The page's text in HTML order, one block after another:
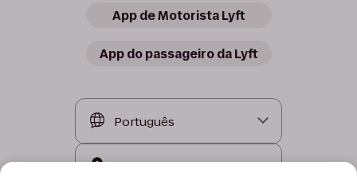
App de Motorista Lyft
App do passageiro da Lyft